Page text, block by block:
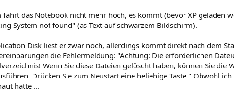
fährt das Notebook nicht mehr hoch, es kommt (bevor XP geladen
System not found" (as Text auf schwarzem Bildschirm).
Disk liest er zwar noch, allerdings kommt direkt nach dem
die Fehlermeldung: "Achtung: Die erforderlichen
Wenn Sie diese Dateien gelöscht haben, können Sie die
Drücken Sie zum Neustart eine beliebige Taste." Obwohl
hatte ...